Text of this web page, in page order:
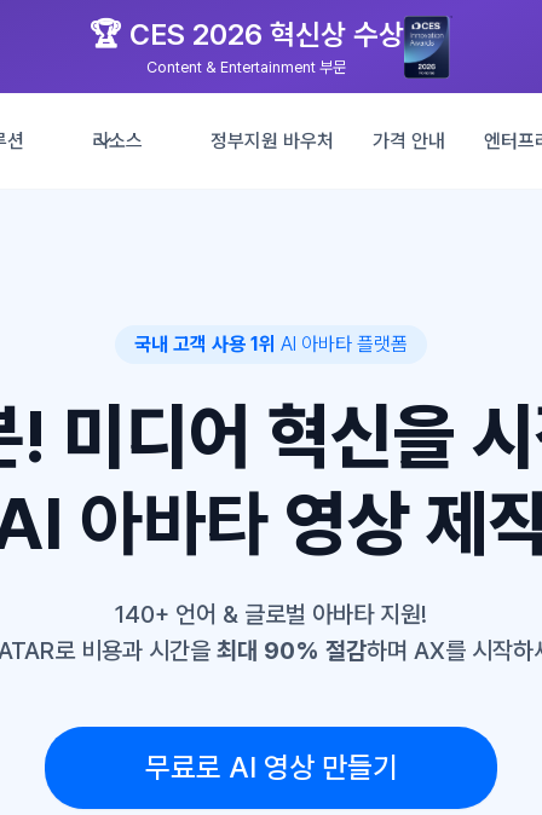
🏆 CES 2026 혁신상 수상
Content & Entertainment 부문
션 리소스 정부지원 바우처 가격 안내 엔터프
국내 고객 사용 1위 AI 아바타 플랫폼
미디어 혁신을
아바타영상 제
140+ 언어 & 글로벌 아바타 지원!
로 비용과 시간을 최대 90% 절감하며 AX를 시작하
무료로 AI 영상 만들기